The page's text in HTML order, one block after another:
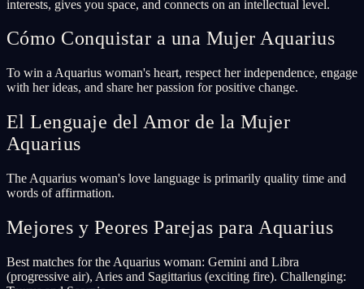
interests, gives you space, and connects on an intellectual level.
Cómo Conquistar a una Mujer Aquarius
To win a Aquarius woman's heart, respect her independence, engage
with her ideas, and share her passion for positive change.
El Lenguaje del Amor de la Mujer
Aquarius
The Aquarius woman's love language is primarily quality time and
words of affirmation.
Mejores y Peores Parejas para Aquarius
Best matches for the Aquarius woman: Gemini and Libra
(progressive air), Aries and Sagittarius (exciting fire). Challenging: